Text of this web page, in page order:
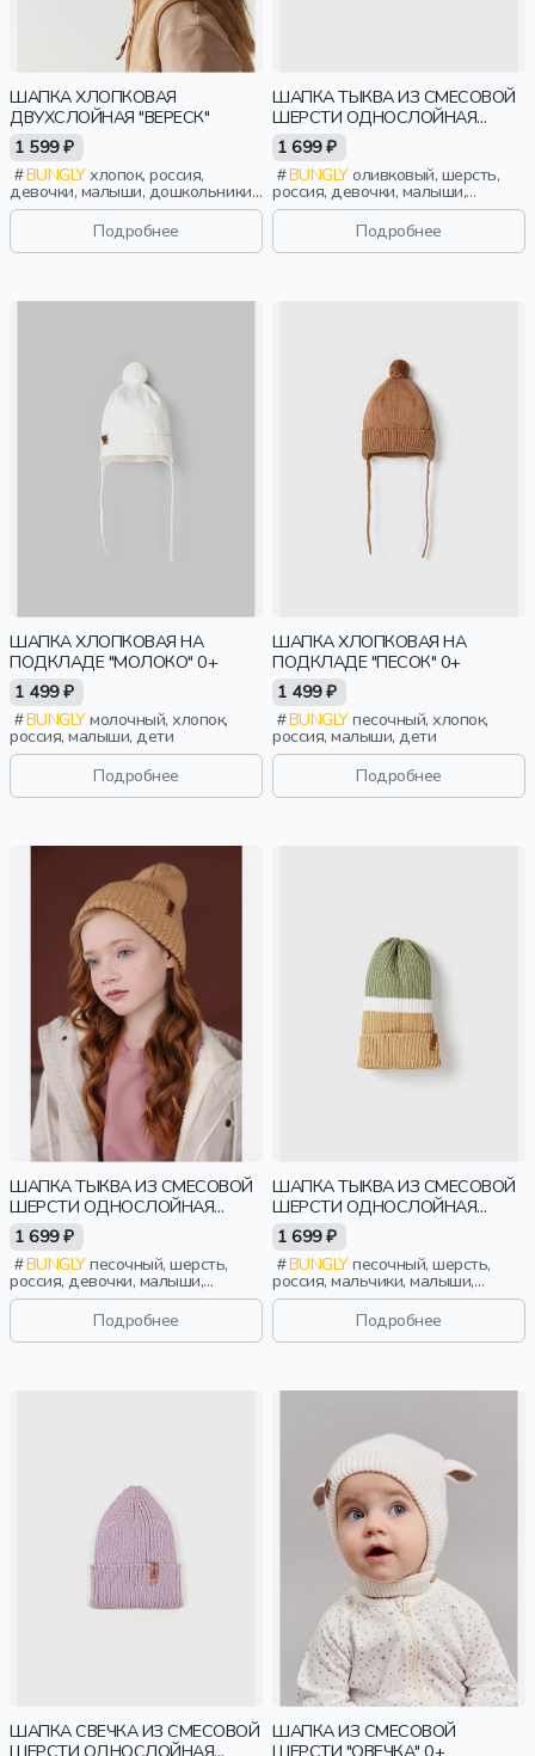
ШАПКА ХЛОПКОВАЯ
ДВУХСЛОЙНАЯ "ВЕРЕСК"
1 599 ₽
BUNGLYхлопок, россия,
девочки, малыши, дошкольники,
дети
Подробнее
ШАПКА ТЫКВА ИЗ СМЕСОВОЙ
ШЕРСТИ ОДНОСЛОЙНАЯ
"ОЛИВА"
1 699 ₽
BUNGLYоливковый, шерсть,
россия, девочки, малыши,
дошкольники, дети
Подробнее
ШАПКА ХЛОПКОВАЯ НА
ПОДКЛАДЕ "МОЛОКО" 0+
1 499 ₽
BUNGLYмолочный, хлопок,
россия, малыши, дети
Подробнее
ШАПКА ХЛОПКОВАЯ НА
ПОДКЛАДЕ "ПЕСОК" 0+
1 499 ₽
BUNGLYпесочный, хлопок,
россия, малыши, дети
Подробнее
ШАПКА ТЫКВА ИЗ СМЕСОВОЙ
ШЕРСТИ ОДНОСЛОЙНАЯ
"ПЕСОК"
1 699 ₽
BUNGLYпесочный, шерсть,
россия, девочки, малыши,
дошкольники, дети
Подробнее
ШАПКА ТЫКВА ИЗ СМЕСОВОЙ
ШЕРСТИ ОДНОСЛОЙНАЯ
КОЛОР БЛОК "ПЕСОК"
1 699 ₽
BUNGLYпесочный, шерсть,
россия, мальчики, малыши,
дошкольники, дети
Подробнее
ШАПКА СВЕЧКА ИЗ СМЕСОВОЙ
ШЕРСТИ ОДНОСЛОЙНАЯ
ШАПКА ИЗ СМЕСОВОЙ
ШЕРСТИ "ОВЕЧКА" 0+